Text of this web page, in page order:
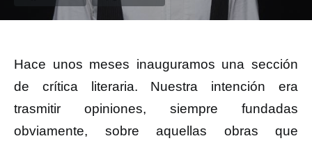
Hace unos meses inauguramos una sección
de crítica literaria. Nuestra intención era
trasmitir opiniones, siempre fundadas
obviamente, sobre aquellas obras que